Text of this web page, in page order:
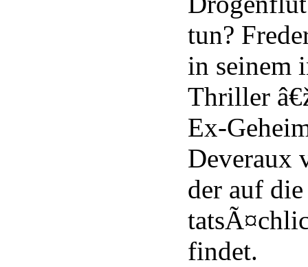
tun?
in seinem
Thriller
Ex-
Deveraux
der auf
findet.